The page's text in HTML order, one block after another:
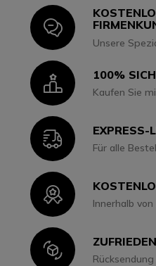
Icon
Unsere
Icon100%
Kaufen Sie
IconEXPRESS-
Für alle
IconInnerhalb
Icon